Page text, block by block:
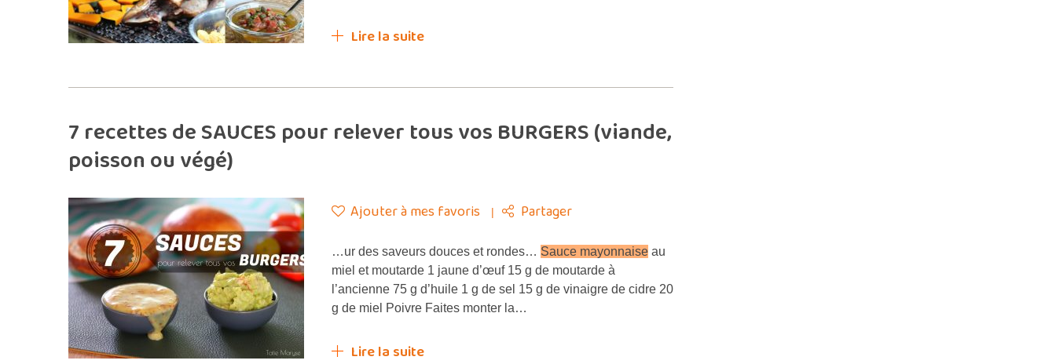
Lire la suite
7 recettes de SAUCES pour relever tous vos BURGERS (viande,
poisson ou végé)
Ajouter à mes favoris Partager
…ur des saveurs douces et rondes… Sauce mayonnaise au
miel et moutarde 1 jaune d’œuf 15 g de moutarde à
l’ancienne 75 g d’huile 1 g de sel 15 g de vinaigre de cidre 20
g de miel Poivre Faites monter la…
Lire la suite